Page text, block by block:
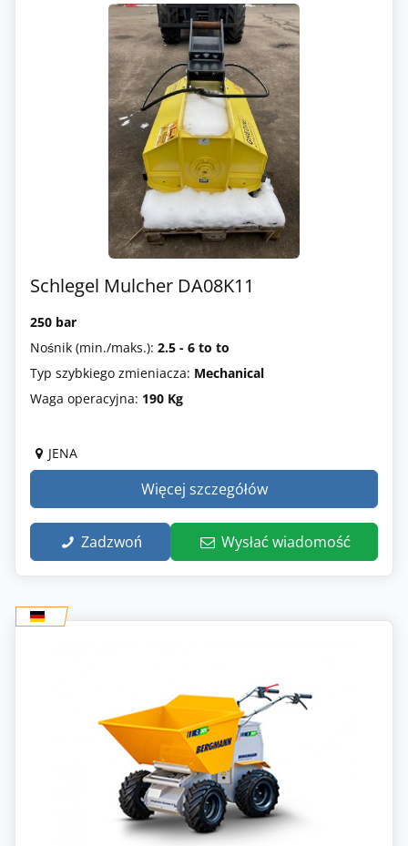
Schlegel Mulcher DA08K11
250 bar
Nośnik (min./maks.): 2.5 - 6 to to
Typ szybkiego zmieniacza: Mechanical
Waga operacyjna: 190 Kg
JENA
Więcej szczegółów
Zadzwoń Wysłać wiadomość